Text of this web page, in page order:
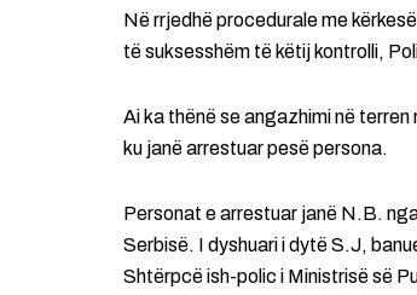
Në rrjedhë procedurale me
të suksesshëm të këtij kontrolli,
Ai ka thënë se angazhimi në
ku janë arrestuar pesë persona.
Personat e arrestuar janë N.B.
Serbisë. I dyshuari i dytë S.J,
Shtërpcë ish-polic i Ministrisë së